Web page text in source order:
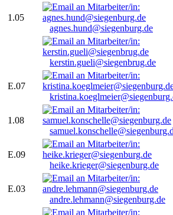
1.05
agnes.hund@siegenburg.de
kerstin.gueli@siegenbrug.de
E.07
1.08
E.09
heike.krieger@siegenburg.de
E.03
andre.lehmann@siegenburg.de